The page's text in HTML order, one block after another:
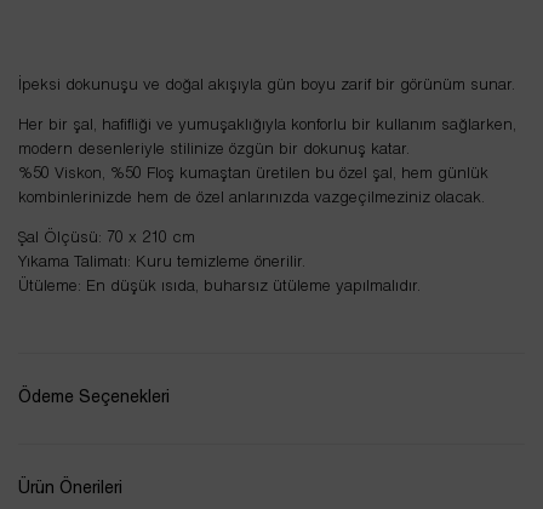
İpeksi dokunuşu ve doğal akışıyla gün boyu zarif bir görünüm sunar.
Her bir şal, hafifliği ve yumuşaklığıyla konforlu bir kullanım sağlarken,
modern desenleriyle stilinize özgün bir dokunuş katar.
%50 Viskon, %50 Floş kumaştan üretilen bu özel şal, hem günlük
kombinlerinizde hem de özel anlarınızda vazgeçilmeziniz olacak.
Şal Ölçüsü: 70 x 210 cm
Yıkama Talimatı: Kuru temizleme önerilir.
Ütüleme: En düşük ısıda, buharsız ütüleme yapılmalıdır.
Ödeme Seçenekleri
Ürün Önerileri